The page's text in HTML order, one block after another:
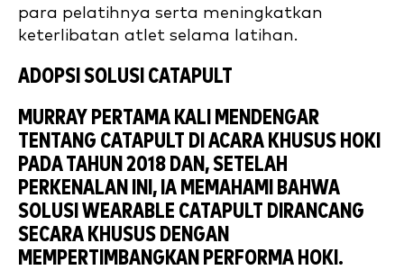
para pelatihnya serta meningkatkan
keterlibatan atlet selama latihan.
ADOPSI SOLUSI CATAPULT
MURRAY PERTAMA KALI MENDENGAR
TENTANG CATAPULT DI ACARA KHUSUS HOKI
PADA TAHUN 2018 DAN, SETELAH
PERKENALAN INI, IA MEMAHAMI BAHWA
SOLUSI WEARABLE CATAPULT DIRANCANG
SECARA KHUSUS DENGAN
MEMPERTIMBANGKAN PERFORMA HOKI.